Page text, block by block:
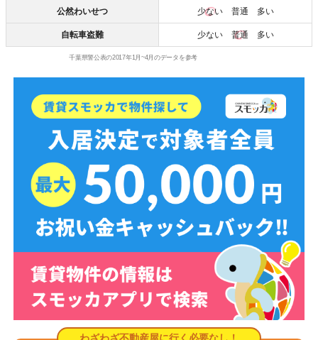
公然わいせつ 少ない普通 多い
自転車盗難 少ない 普通 多い
千葉県警公表の2017年1月~4月のデータを参考